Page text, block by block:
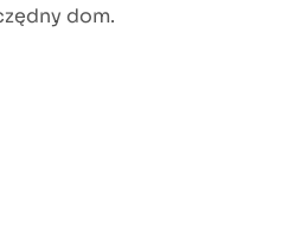
dom.